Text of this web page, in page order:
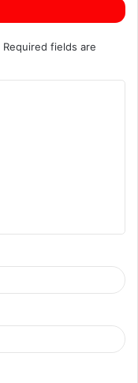
Required fields are